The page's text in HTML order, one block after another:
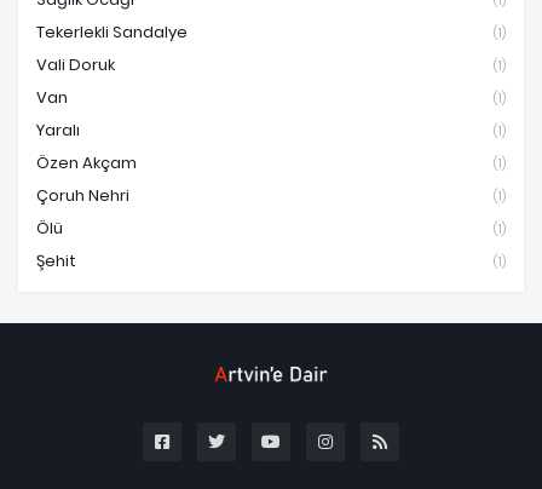
Tekerlekli Sandalye (1)
Vali Doruk (1)
Van (1)
Yaralı (1)
Özen Akçam (1)
Çoruh Nehri (1)
Ölü (1)
Şehit (1)